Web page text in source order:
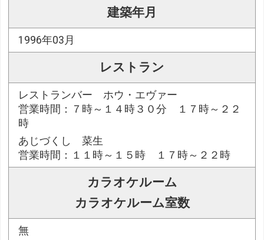
建築年月
1996年03月
レストラン
レストランバー ホウ・エヴァー
営業時間：７時～１４時３０分 １７時～２２
時
あじづくし 菜生
営業時間：１１時～１５時 １７時～２２時
カラオケルーム
カラオケルーム室数
無